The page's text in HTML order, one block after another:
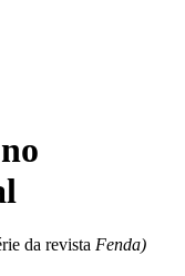
da revista Fenda)